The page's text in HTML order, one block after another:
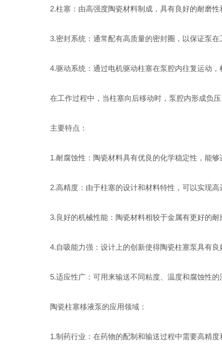
2.柱塞：由高强度陶瓷材料制成，具有良好的耐磨性
3.密封系统：通常配有高质量的密封圈，以保证泵在
4.驱动系统：通过电机驱动柱塞在泵腔内往复运动，
在工作过程中，当柱塞向后移动时，泵腔内形成负压
主要特点：
1.耐腐蚀性：陶瓷材料具有优良的化学稳定性，能够
2.高精度：由于柱塞的设计和材料特性，可以实现高
3.良好的机械性能：陶瓷材料相较于金属有更好的耐
4.自吸能力强：设计上的创新使得陶瓷柱塞泵具有良
5.适应性广：可用来输送不同粘度、温度和腐蚀性的
陶瓷柱塞移液泵的应用领域：
1.制药行业：在药物的配制和输送过程中需要高精度